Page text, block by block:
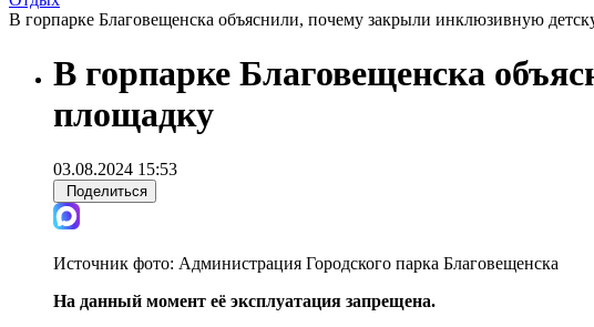
В горпарке Благовещенска объяснили, почему закрыли инклюзивную
В горпарке Благовещенска
площадку
03.08.2024 15:53
Поделиться
Источник фото: Администрация Городского парка Благовещенска
На данный момент её эксплуатация запрещена.